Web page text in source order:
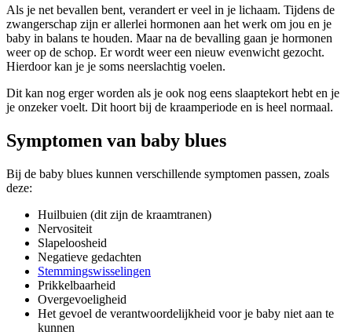
Als je net bevallen bent, verandert er veel in je lichaam. Tijdens de
zwangerschap zijn er allerlei hormonen aan het werk om jou en je
baby in balans te houden. Maar na de bevalling gaan je hormonen
weer op de schop. Er wordt weer een nieuw evenwicht gezocht.
Hierdoor kan je je soms neerslachtig voelen.
Dit kan nog erger worden als je ook nog eens slaaptekort hebt en je
je onzeker voelt. Dit hoort bij de kraamperiode en is heel normaal.
Symptomen van baby blues
Bij de baby blues kunnen verschillende symptomen passen, zoals
deze:
Huilbuien (dit zijn de kraamtranen)
Nervositeit
Slapeloosheid
Negatieve gedachten
Stemmingswisselingen
Prikkelbaarheid
Overgevoeligheid
Het gevoel de verantwoordelijkheid voor je baby niet aan te
kunnen